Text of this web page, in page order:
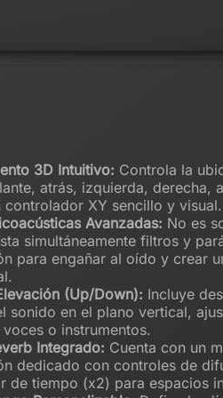
3D Intuitivo:Controla la
atrás, izquierda, derecha,
controlador XY sencillo y visual.
Avanzadas: No es
simultáneamente filtros y
para engañar al oído y crear
(Up/Down): Incluye
sonido en el plano vertical,
o instrumentos.
Integrado: Cuenta con un
dedicado con controles de
de tiempo (x2) para espacios